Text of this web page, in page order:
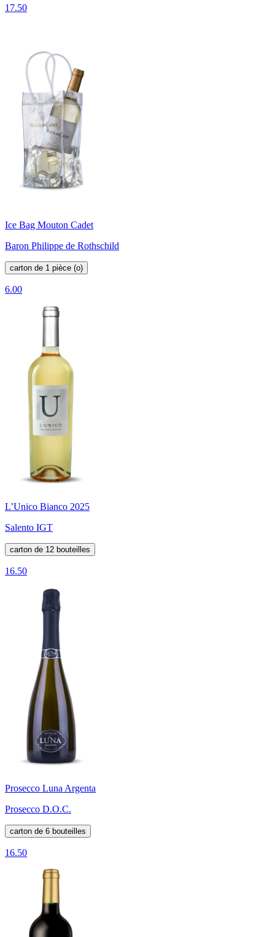
17.50
Ice Bag Mouton Cadet
Baron Philippe de Rothschild
carton de 1 pièce (o)
6.00
L’Unico Bianco 2025
Salento IGT
carton de 12 bouteilles
16.50
Prosecco Luna Argenta
Prosecco D.O.C.
carton de 6 bouteilles
16.50